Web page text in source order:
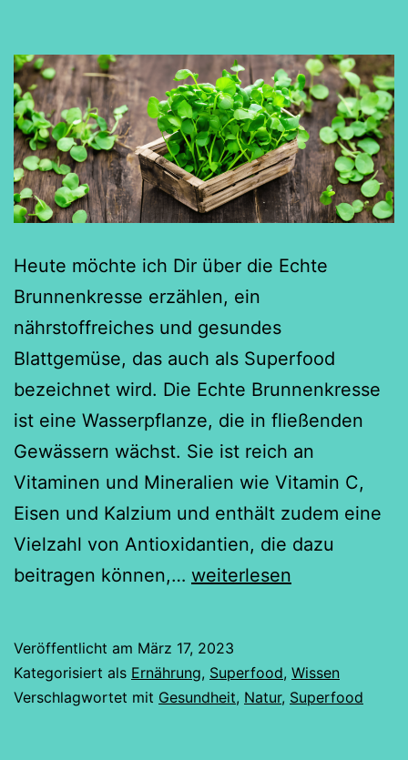
Heute möchte ich Dir über die Echte
Brunnenkresse erzählen, ein
nährstoffreiches und gesundes
Blattgemüse, das auch als Superfood
bezeichnet wird. Die Echte Brunnenkresse
ist eine Wasserpflanze, die in fließenden
Gewässern wächst. Sie ist reich an
Vitaminen und Mineralien wie Vitamin C,
Eisen und Kalzium und enthält zudem eine
Vielzahl von Antioxidantien, die dazu
beitragen können,… Die
der
Echten
weiterlesen
Veröffentlicht am März 17, 2023
Kategorisiert als Ernährung, Superfood, Wissen
Verschlagwortet mit Gesundheit, Natur, Superfood